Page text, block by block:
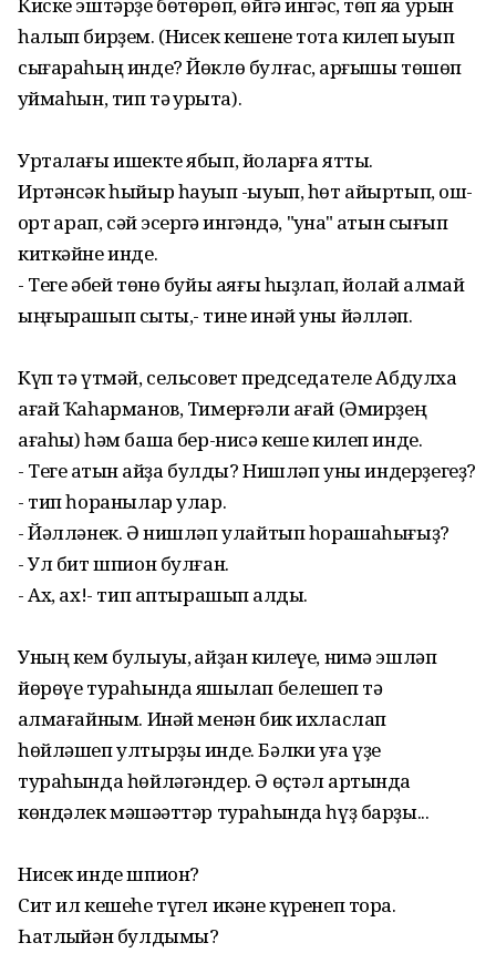
һалып бирҙем. (Нисек кешене тота килеп ҡыуып
сығараһың инде? Йөклө булғас, ҡарғышы төшөп
ҡуймаһын, тип тә ҡурҡыта).
Урталағы ишекте ябып, йоҡларға яттыҡ.
Иртәнсәк һыйыр һауып -ҡыуып, һөт айыртып, ҡош-
ҡорт ҡарап, сәй эсергә ингәндә, "ҡунаҡ" ҡатын сығып
киткәйне инде.
- Теге әбей төнө буйы аяғы һыҙлап, йоҡлай алмай
ыңғырашып сыҡты,- тине инәй уны йәлләп.
Күп тә үтмәй, сельсовет председателе Абдулхаҡ
ағай Ҡаһарманов, Тимерғәли ағай (Әмирҙең
ағаһы) һәм башҡа бер-нисә кеше килеп инде.
- Теге ҡатын ҡайҙа булды? Нишләп уны индерҙегеҙ?
- тип һоранылар улар.
- Йәлләнек. Ә нишләп улайтып һорашаһығыҙ?
- Ул бит шпион булған.
- Ах, ах!- тип аптырашып ҡалдыҡ.
Уның кем булыуы, ҡайҙан килеүе, нимә эшләп
йөрөүе тураһында яҡшылап белешеп тә
ҡалмағайным. Инәй менән бик ихласлап
һөйләшеп ултырҙы инде. Бәлки уға үҙе
тураһында һөйләгәндер. Ә өҫтәл артында
көндәлек мәшәҡәттәр тураһында һүҙ барҙы...
Нисек инде шпион?
Сит ил кешеһе түгел икәне күренеп тора.
Һатлыҡйән булдымы?